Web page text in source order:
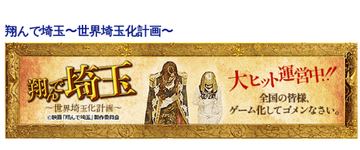
翔んで埼玉〜世界埼玉化計画〜